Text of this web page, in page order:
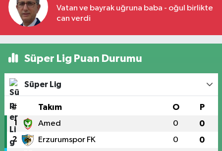
Vatan ve bayrak uğruna baba - oğul birlikte
can verdi
Süper Lig Puan Durumu
Süper Lig
# Takım O P
1 Amed 0 0
2 Erzurumspor FK 0 0